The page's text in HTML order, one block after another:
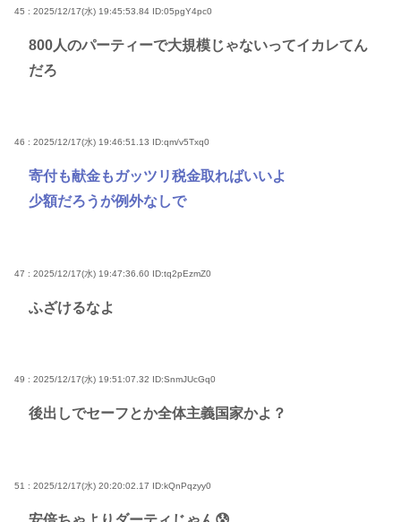
45 : 2025/12/17(水) 19:45:53.84 ID:05pgY4pc0
800人のパーティーで大規模じゃないってイカレてん
だろ
46 : 2025/12/17(水) 19:46:51.13 ID:qm/v5Txq0
寄付も献金もガッツリ税金取ればいいよ
少額だろうが例外なしで
47 : 2025/12/17(水) 19:47:36.60 ID:tq2pEzmZ0
ふざけるなよ
49 : 2025/12/17(水) 19:51:07.32 ID:SnmJUcGq0
後出しでセーフとか全体主義国家かよ？
51 : 2025/12/17(水) 20:20:02.17 ID:kQnPqzyy0